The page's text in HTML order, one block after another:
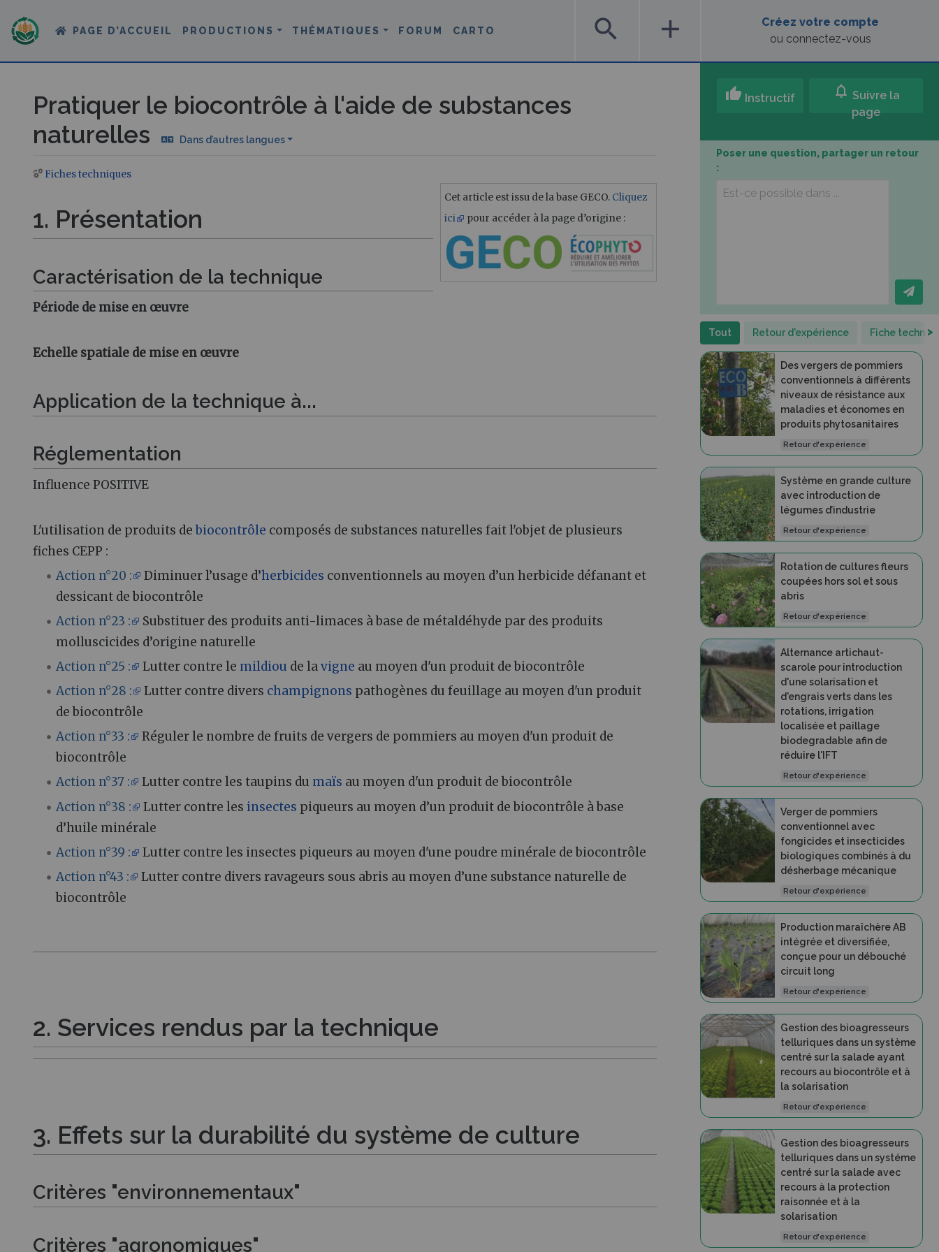
PAGE D’ACCUEIL PRODUCTIONS THÉMATIQUES FORUM CARTO search add
Créez votre compte
ou connectez-vous
Pratiquer le biocontrôle à l'aide de substances
naturelles
Dans d’autres langues
Aller à :navigation
Fiches techniques
Cet article est issu de la base GECO. Cliquez
ici
pour accéder à la page d’origine :
1. Présentation
Caractérisation de la technique
Période de mise en œuvre
Echelle spatiale de mise en œuvre
Application de la technique à...
Réglementation
Influence POSITIVE
L'utilisation de produits debiocontrôle composés de substances naturelles fait l'objet de plusieurs
fiches CEPP :
Action n°20 :
Diminuer l’usage d’herbicides conventionnels au moyen d’un herbicide défanant et
dessicant de biocontrôle
Action n°23 :
Substituer des produits anti-limaces à base de métaldéhyde par des produits
molluscicides d’origine naturelle
Action n°25 :
Lutter contre le mildiou de lavigne au moyen d'un produit de biocontrôle
Action n°28 :
Lutter contre divers champignons pathogènes du feuillage au moyen d'un produit
de biocontrôle
Action n°33 :
Réguler le nombre de fruits de vergers de pommiers au moyen d'un produit de
biocontrôle
Action n°37 :
Lutter contre les taupins du maïs au moyen d'un produit de biocontrôle
Action n°38 :
Lutter contre les insectes piqueurs au moyen d’un produit de biocontrôle à base
d’huile minérale
Action n°39 :
Lutter contre les insectes piqueurs au moyen d'une poudre minérale de biocontrôle
Action n°43 :
Lutter contre divers ravageurs sous abris au moyen d’une substance naturelle de
biocontrôle
2. Services rendus par la technique
3. Effets sur la durabilité du système de culture
Critères "environnementaux"
Critères "agronomiques"
thumb_up Instructif notifications Suivre la
page
Poser une question, partager un retour
:
Tout Retour d'expérience Fiche >
Des vergers de pommiers
conventionnels à différents
niveaux de résistance aux
maladies et économes en
produits phytosanitaires
Retour d'expérience
Système en grande culture
avec introduction de
légumes d’industrie
Retour d'expérience
Rotation de cultures fleurs
coupées hors sol et sous
abris
Retour d'expérience
Alternance artichaut-
scarole pour introduction
d'une solarisation et
d'engrais verts dans les
rotations, irrigation
localisée et paillage
biodegradable afin de
réduire l'IFT
Retour d'expérience
Verger de pommiers
conventionnel avec
fongicides et insecticides
biologiques combinés à du
désherbage mécanique
Retour d'expérience
Production maraîchère AB
intégrée et diversifiée,
conçue pour un débouché
circuit long
Retour d'expérience
Gestion des bioagresseurs
telluriques dans un système
centré sur la salade ayant
recours au biocontrôle et à
la solarisation
Retour d'expérience
Gestion des bioagresseurs
telluriques dans un systéme
centré sur la salade avec
recours à la protection
raisonnée et à la
solarisation
Retour d'expérience